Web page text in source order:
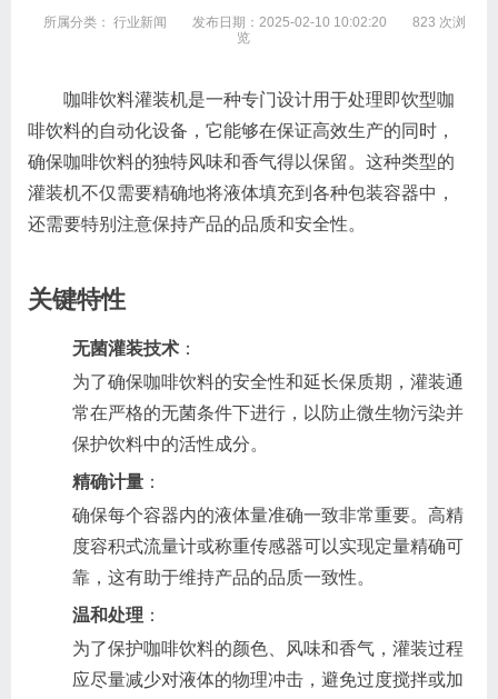
所属分类： 行业新闻 发布日期：2025-02-10 10:02:20
823 次浏
览
咖啡饮料灌装机是一种专门设计用于处理即饮型咖
啡饮料的自动化设备，它能够在保证高效生产的同时，
确保咖啡饮料的独特风味和香气得以保留。这种类型的
灌装机不仅需要精确地将液体填充到各种包装容器中，
还需要特别注意保持产品的品质和安全性。
关键特性
无菌灌装技术 ：
为了确保咖啡饮料的安全性和延长保质期，灌装通
常在严格的无菌条件下进行，以防止微生物污染并
保护饮料中的活性成分。
精确计量 ：
确保每个容器内的液体量准确一致非常重要。高精
度容积式流量计或称重传感器可以实现定量精确可
靠，这有助于维持产品的品质一致性。
温和处理 ：
为了保护咖啡饮料的颜色、风味和香气，灌装过程
应尽量减少对液体的物理冲击，避免过度搅拌或加